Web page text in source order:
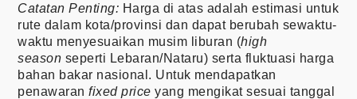
Catatan Penting: Harga di atas adalah estimasi untuk
rute dalam kota/provinsi dan dapat berubah sewaktu-
waktu menyesuaikan musim liburan (high
season seperti Lebaran/Nataru) serta fluktuasi harga
bahan bakar nasional. Untuk mendapatkan
penawaran fixed price yang mengikat sesuai tanggal